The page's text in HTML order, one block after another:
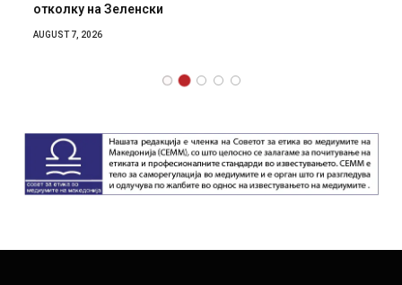
отколку на Зеленски
AUGUST 7, 2026